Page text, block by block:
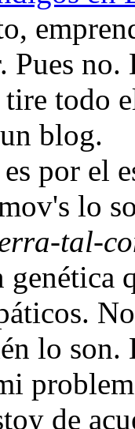
Pues
todo
blog.
por el
lo
tal-
lo
de